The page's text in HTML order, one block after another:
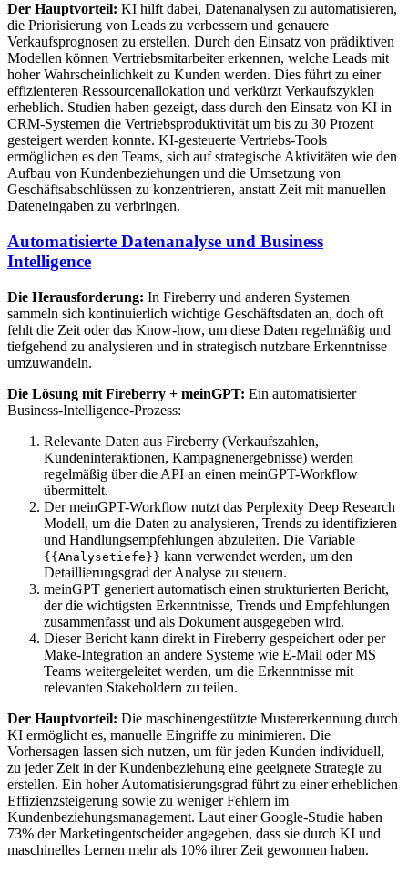
Der Hauptvorteil: KI hilft dabei, Datenanalysen zu automatisieren,
die Priorisierung von Leads zu verbessern und genauere
Verkaufsprognosen zu erstellen. Durch den Einsatz von prädiktiven
Modellen können Vertriebsmitarbeiter erkennen, welche Leads mit
hoher Wahrscheinlichkeit zu Kunden werden. Dies führt zu einer
effizienteren Ressourcenallokation und verkürzt Verkaufszyklen
erheblich. Studien haben gezeigt, dass durch den Einsatz von KI in
CRM-Systemen die Vertriebsproduktivität um bis zu 30 Prozent
gesteigert werden konnte. KI-gesteuerte Vertriebs-Tools
ermöglichen es den Teams, sich auf strategische Aktivitäten wie den
Aufbau von Kundenbeziehungen und die Umsetzung von
Geschäftsabschlüssen zu konzentrieren, anstatt Zeit mit manuellen
Dateneingaben zu verbringen.
Automatisierte Datenanalyse und Business
Intelligence
Die Herausforderung: In Fireberry und anderen Systemen
sammeln sich kontinuierlich wichtige Geschäftsdaten an, doch oft
fehlt die Zeit oder das Know-how, um diese Daten regelmäßig und
tiefgehend zu analysieren und in strategisch nutzbare Erkenntnisse
umzuwandeln.
Die Lösung mit Fireberry + meinGPT: Ein automatisierter
Business-Intelligence-Prozess:
Relevante Daten aus Fireberry (Verkaufszahlen,
Kundeninteraktionen, Kampagnenergebnisse) werden
regelmäßig über die API an einen meinGPT-Workflow
übermittelt.
Der meinGPT-Workflow nutzt das Perplexity Deep Research
Modell, um die Daten zu analysieren, Trends zu identifizieren
und Handlungsempfehlungen abzuleiten. Die Variable
{{Analysetiefe}} kann verwendet werden, um den
Detaillierungsgrad der Analyse zu steuern.
meinGPT generiert automatisch einen strukturierten Bericht,
der die wichtigsten Erkenntnisse, Trends und Empfehlungen
zusammenfasst und als Dokument ausgegeben wird.
Dieser Bericht kann direkt in Fireberry gespeichert oder per
Make-Integration an andere Systeme wie E-Mail oder MS
Teams weitergeleitet werden, um die Erkenntnisse mit
relevanten Stakeholdern zu teilen.
Der Hauptvorteil: Die maschinengestützte Mustererkennung durch
KI ermöglicht es, manuelle Eingriffe zu minimieren. Die
Vorhersagen lassen sich nutzen, um für jeden Kunden individuell,
zu jeder Zeit in der Kundenbeziehung eine geeignete Strategie zu
erstellen. Ein hoher Automatisierungsgrad führt zu einer erheblichen
Effizienzsteigerung sowie zu weniger Fehlern im
Kundenbeziehungsmanagement. Laut einer Google-Studie haben
73% der Marketingentscheider angegeben, dass sie durch KI und
maschinelles Lernen mehr als 10% ihrer Zeit gewonnen haben.